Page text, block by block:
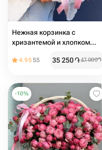
Нежная корзинка с
хризантемой и хлопком
4.9555 35 250֏47 000֏
-10%